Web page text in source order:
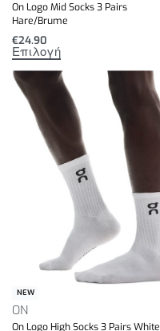
On Logo Mid Socks 3 Pairs
Hare/Brume
€24.90
Επιλογή
NEW
ON
On Logo High Socks 3 Pairs White